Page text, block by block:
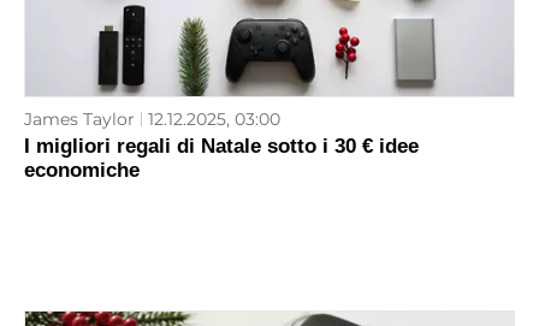
James Taylor 12.12.2025, 03:00
I migliori regali di Natale sotto i 30 € idee
economiche